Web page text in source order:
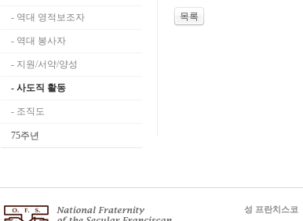
목록
- 역대 영적보조자
- 역대 봉사자
- 지원/서약/양성
- 사도직 활동
- 조직도
75주년
성 프란치스코